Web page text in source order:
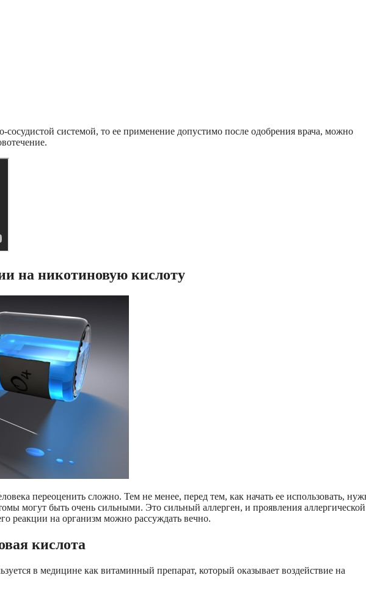
сосудистой системой, то ее применение допустимо после одобрения врача, можно
на никотиновую кислоту
переоценить сложно. Тем не менее, перед тем, как начать ее использовать,
могут быть очень сильными. Это сильный аллерген, и проявления аллергической
реакции на организм можно рассуждать вечно.
кислота
в медицине как витаминный препарат, который оказывает воздействие на